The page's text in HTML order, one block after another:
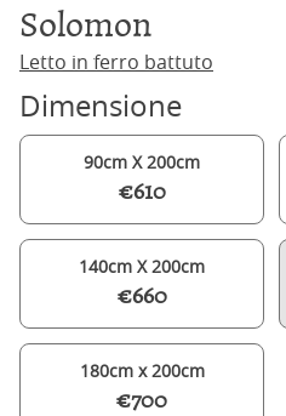
Solomon
Letto in ferro battuto
Dimensione
90cm X 200cm
€610
140cm X 200cm
€660
180cm x 200cm
€700